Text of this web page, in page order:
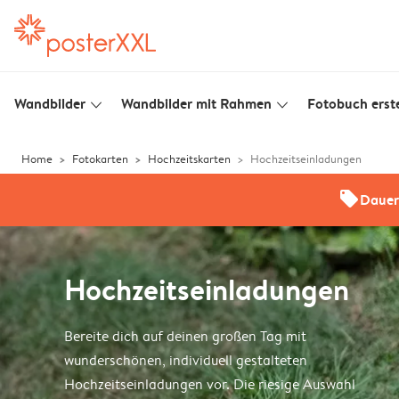
Wandbilder slim_arrow_down Wandbilder mit Rahmen slim_arrow_down Fotobuch
Home Fotokarten Hochzeitskarten Hochzeitseinladungen
offers
Hochzeitseinladungen
Bereite dich auf deinen großen Tag mit
wunderschönen, individuell gestalteten
Hochzeitseinladungen vor. Die riesige Auswahl